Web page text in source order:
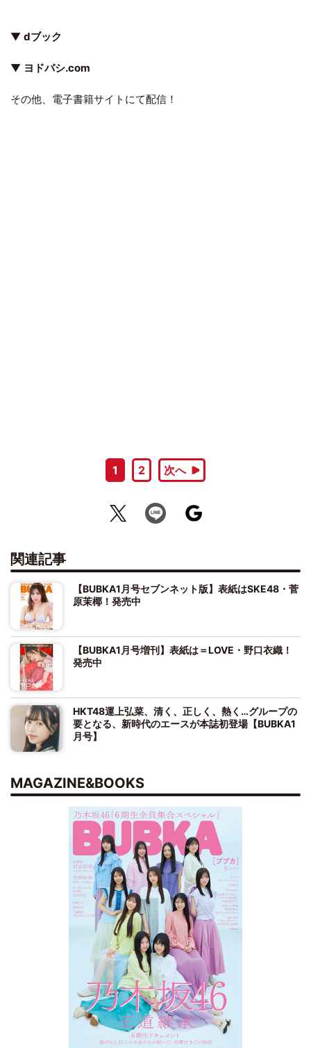
▼ dブック
▼ ヨドバシ.com
その他、電子書籍サイトにて配信！
1 2 次へ
関連記事
【BUBKA1月号セブンネット版】表紙はSKE48・菅
原茉椰！発売中
【BUBKA1月号増刊】表紙は＝LOVE・野口衣織！
発売中
HKT48運上弘菜、清く、正しく、熱く…グループの
要となる、新時代のエースが本誌初登場【BUBKA1
月号】
MAGAZINE&BOOKS